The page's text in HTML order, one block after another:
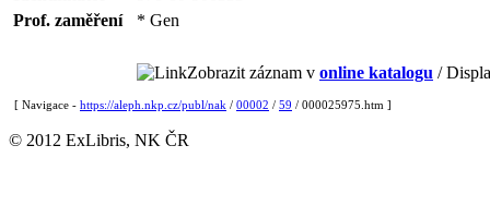
Prof. zaměření
* Gen
Zobrazit záznam v online katalogu /
[ Navigace - https://aleph.nkp.cz/publ/nak / 00002 / 59 / 000025975.htm ]
© 2012 ExLibris, NK ČR